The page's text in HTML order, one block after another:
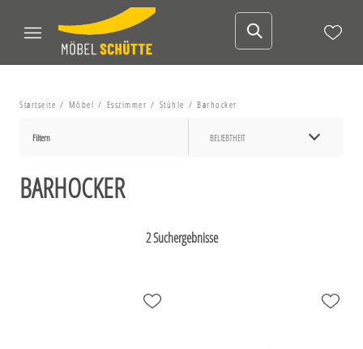
Startseite Möbel Esszimmer Stühle Barhocker
Filtern BELIEBTHEIT
BARHOCKER
2 Suchergebnisse